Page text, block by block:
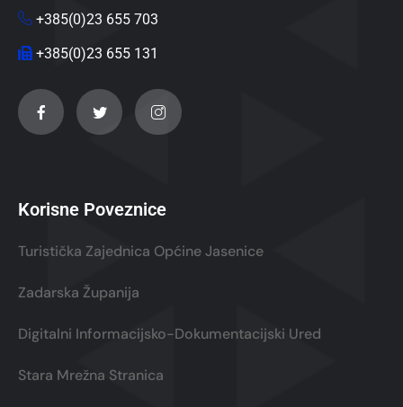
+385(0)23 655 703
+385(0)23 655 131
Korisne Poveznice
Turistička Zajednica Općine Jasenice
Zadarska Županija
Digitalni Informacijsko-Dokumentacijski Ured
Stara Mrežna Stranica